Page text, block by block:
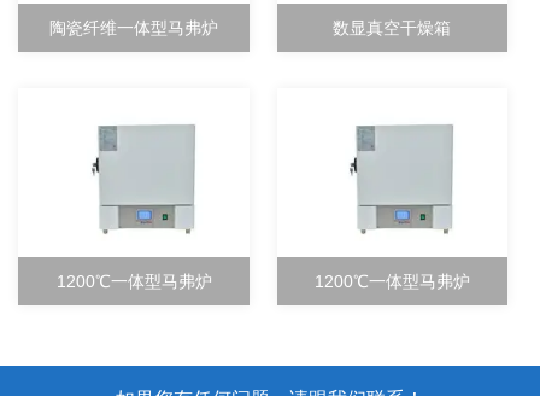
陶瓷纤维一体型马弗炉 数显真空干燥箱
1200℃一体型马弗炉 1200℃一体型马弗炉